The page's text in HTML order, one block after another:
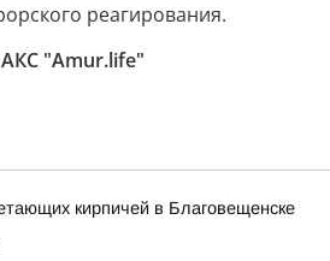
реагирования.
"Аmur.life"
кирпичей в Благовещенске